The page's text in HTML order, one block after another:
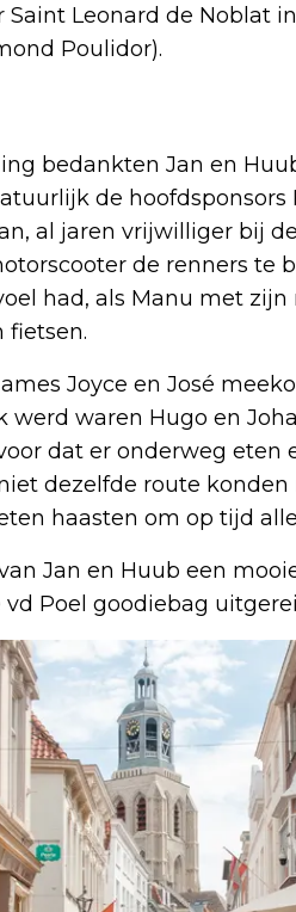
Saint Leonard de Noblat
Poulidor).
bedankten Jan en
de hoofdsponsors
al jaren vrijwilliger bij
de renners te
had, als Manu met
fietsen.
Joyce en José
werd waren Hugo en
dat er onderweg
dezelfde route
haasten om op tijd
Jan en Huub een
Poel goodiebag